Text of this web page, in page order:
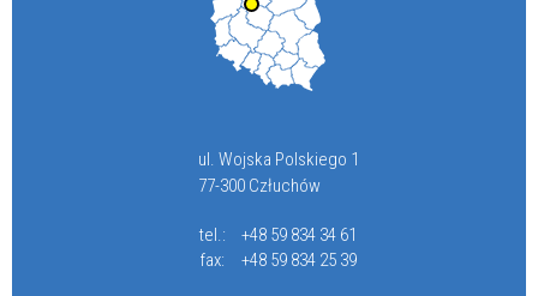
ul. Wojska Polskiego 1
77-300 Człuchów
tel.:
+48 59 834 34 61
fax:
+48 59 834 25 39